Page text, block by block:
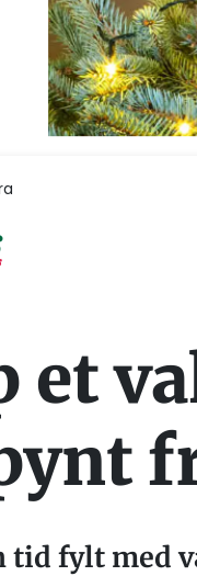
et
tid fylt med